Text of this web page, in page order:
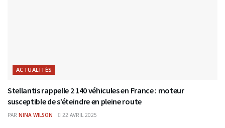
ACTUALITÉS
Stellantis rappelle 2 140 véhicules en France : moteur
susceptible de s’éteindre en pleine route
PAR NINA WILSON 22 AVRIL 2025